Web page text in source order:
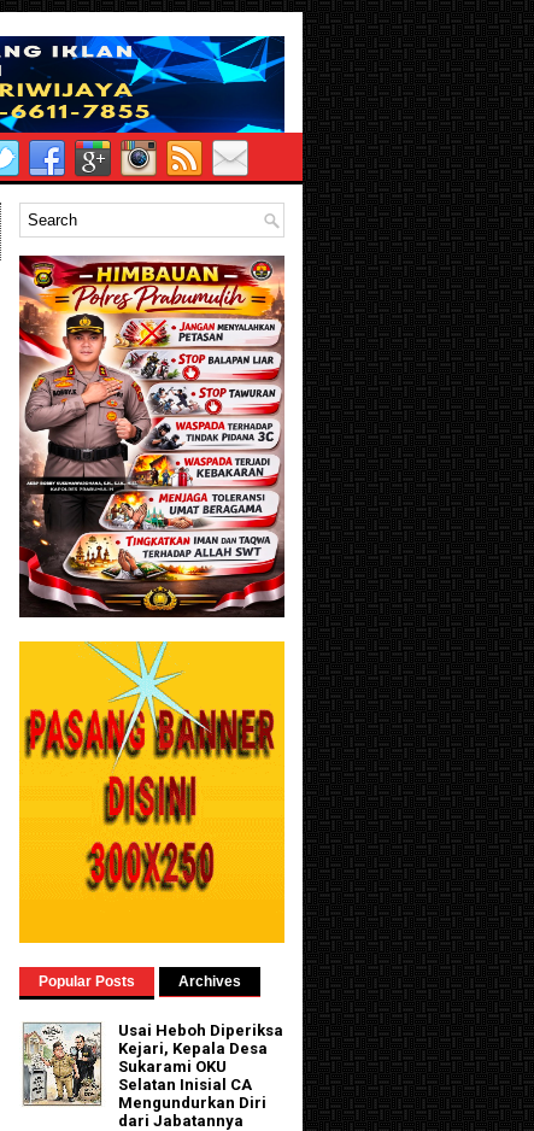
Popular Posts Archives
Usai Heboh Diperiksa
Kejari, Kepala Desa
Sukarami OKU
Selatan Inisial CA
Mengundurkan Diri
dari Jabatannya